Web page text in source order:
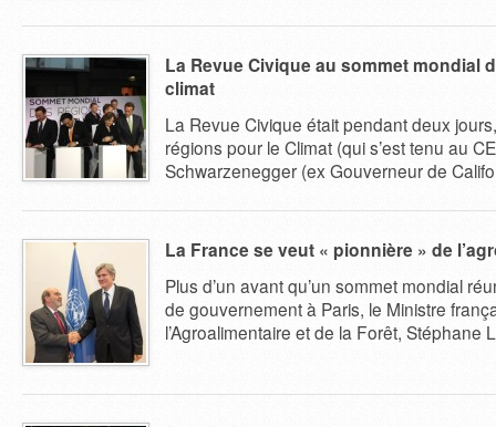
La Revue Civique au sommet mondial
climat
La Revue Civique était pendant deux
régions pour le Climat (qui s’est tenu au
Schwarzenegger (ex Gouverneur de
La France se veut « pionnière » de
Plus d’un avant qu’un sommet mondial
de gouvernement à Paris, le Ministre
l’Agroalimentaire et de la Forêt, Stéphane